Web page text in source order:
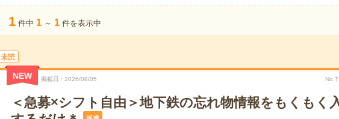
1 件中 1 ～ 1 件を表示中
未読
NEW 掲載日 2026/08/05
＜急募×シフト自由＞地下鉄の忘れ物情報をもくもく